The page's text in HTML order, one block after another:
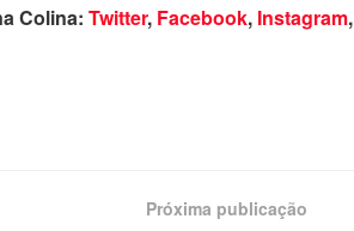
Colina: Twitter, Facebook, Instagram,
Próxima publicação